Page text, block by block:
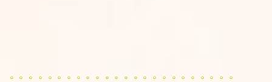
。。。。。。。。。。。。。。。。。。。。。。。。